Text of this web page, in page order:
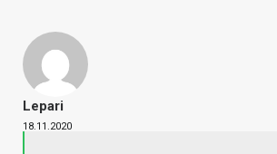
Lepari
18.11.2020